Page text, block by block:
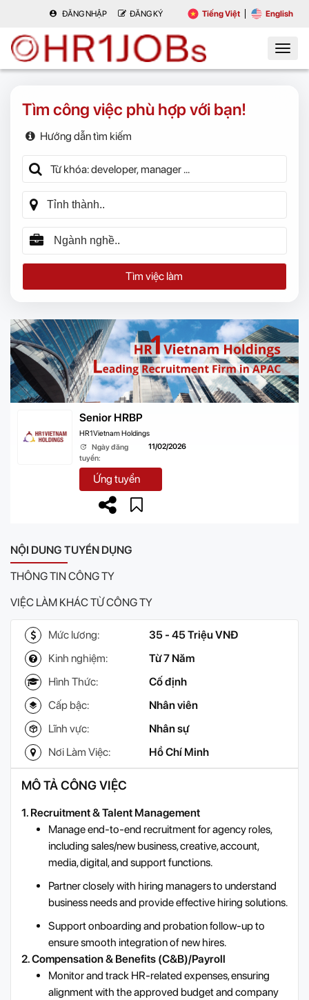
ĐĂNG NHẬP ĐĂNG KÝ Tiếng Việt English
Tìm công việc phù hợp với bạn!
Hướng dẫn tìm kiếm
Tìm việc làm
Senior HRBP
HR1Vietnam Holdings
Ngày đăng
tuyển:
11/02/2026
Ứng tuyển
NỘI DUNG TUYỂN DỤNG
THÔNG TIN CÔNG TY
VIỆC LÀM KHÁC TỪ CÔNG TY
Mức lương:
35 - 45 Triệu VNĐ
Kinh nghiệm:
Từ 7 Năm
Hình Thức:
Cố định
Cấp bậc:
Nhân viên
Lĩnh vực:
Nhân sự
Nơi Làm Việc:
Hồ Chí Minh
MÔ TẢ CÔNG VIỆC
1. Recruitment & Talent Management
Manage end-to-end recruitment for agency roles,
including sales/new business, creative, account,
media, digital, and support functions.
Partner closely with hiring managers to understand
business needs and provide effective hiring solutions.
Support onboarding and probation follow-up to
ensure smooth integration of new hires.
2. Compensation & Benefits (C&B)/Payroll
Monitor and track HR-related expenses, ensuring
alignment with the approved budget and company